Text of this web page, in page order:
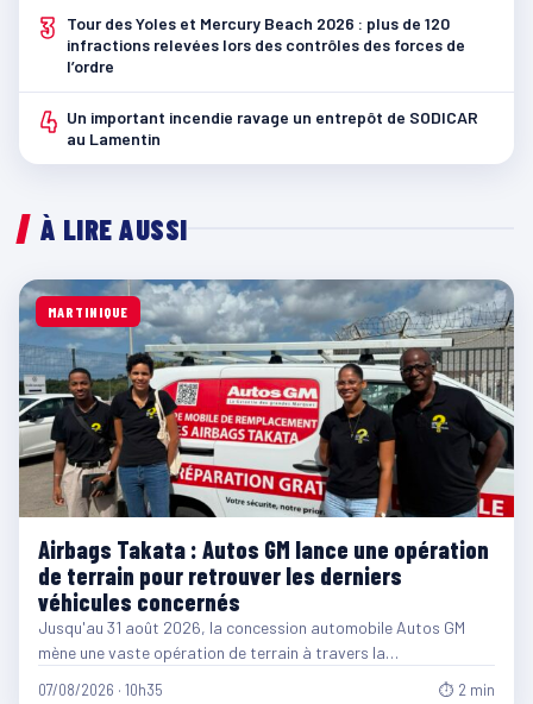
3
Tour des Yoles et Mercury Beach 2026 : plus de 120
infractions relevées lors des contrôles des forces de
l’ordre
4 Un important incendie ravage un entrepôt de SODICAR
au Lamentin
À LIRE AUSSI
MARTINIQUE
Airbags Takata : Autos GM lance une opération
de terrain pour retrouver les derniers
véhicules concernés
Jusqu'au 31 août 2026, la concession automobile Autos GM
mène une vaste opération de terrain à travers la…
07/08/2026 · 10h35 ⏱ 2 min